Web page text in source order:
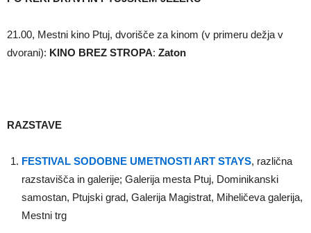
21.00, Mestni kino Ptuj, dvorišče za kinom (v primeru dežja v
dvorani): KINO BREZ STROPA: Zaton
RAZSTAVE
FESTIVAL SODOBNE UMETNOSTI ART STAYS, različna
razstavišča in galerije; Galerija mesta Ptuj, Dominikanski
samostan, Ptujski grad, Galerija Magistrat, Miheličeva galerija,
Mestni trg